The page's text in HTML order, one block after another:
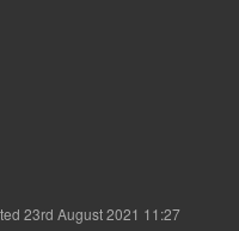
23rd August 2021 11:27